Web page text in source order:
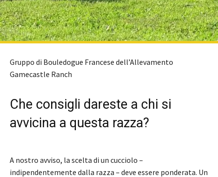
Gruppo di Bouledogue Francese dell’Allevamento
Gamecastle Ranch
Che consigli dareste a chi si
avvicina a questa razza?
A nostro avviso, la scelta di un cucciolo –
indipendentemente dalla razza – deve essere ponderata. Un